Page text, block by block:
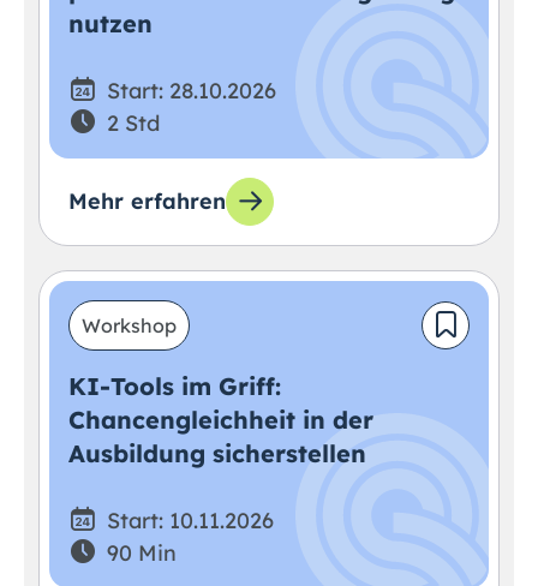
nutzen
Start: 28.10.2026
2 Std
Mehr erfahren
Workshop
KI-Tools im Griff:
Chancengleichheit in der
Ausbildung sicherstellen
Start: 10.11.2026
90 Min